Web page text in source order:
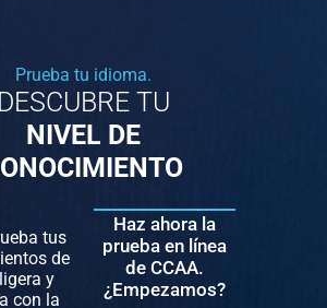
Prueba tu idioma.
DESCUBRE TU
NIVEL DE
tus
de
y
con la
Haz ahora la
prueba en línea
de CCAA.
¿Empezamos?